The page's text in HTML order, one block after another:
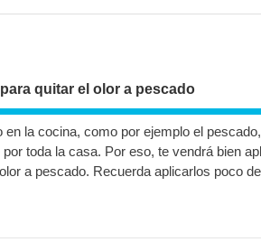
quitar el olor a pescado
en la cocina, como por ejemplo el
toda la casa. Por eso, te vendrá bien
a pescado. Recuerda aplicarlos poco